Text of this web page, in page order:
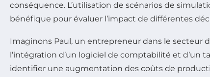
conséquence. L’utilisation de scénarios de
bénéfique pour évaluer l’impact de différentes
Imaginons Paul, un entrepreneur dans le secteur
l’intégration d’un logiciel de comptabilité et d’un
identifier une augmentation des coûts de